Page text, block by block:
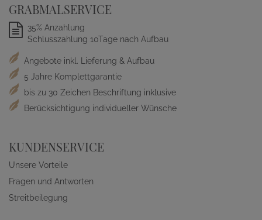
GRABMALSERVICE
35% Anzahlung
Schlusszahlung 10Tage nach Aufbau
Angebote inkl. Lieferung & Aufbau
5 Jahre Komplettgarantie
bis zu 30 Zeichen Beschriftung inklusive
Berücksichtigung individueller Wünsche
KUNDENSERVICE
Unsere Vorteile
Fragen und Antworten
Streitbeilegung